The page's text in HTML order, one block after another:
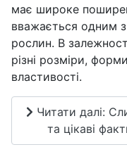
має широке
вважається одним
рослин. В
різні розміри,
властивості.
Читати далі:
та цікаві